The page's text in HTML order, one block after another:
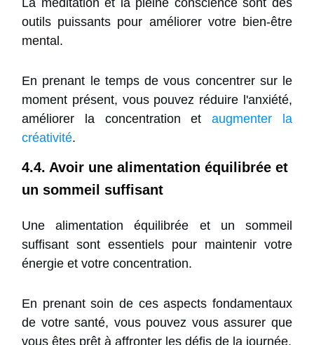
La méditation et la pleine conscience sont des
outils puissants pour améliorer votre bien-être
mental.
En prenant le temps de vous concentrer sur le
moment présent, vous pouvez réduire l'anxiété,
améliorer la concentration etaugmenter la
créativité.
4.4. Avoir une alimentation équilibrée et
un sommeil suffisant
Une alimentation équilibrée et un sommeil
suffisant sont essentiels pour maintenir votre
énergie et votre concentration.
En prenant soin de ces aspects fondamentaux
de votre santé, vous pouvez vous assurer que
vous êtes prêt à affronter les défis de la journée.